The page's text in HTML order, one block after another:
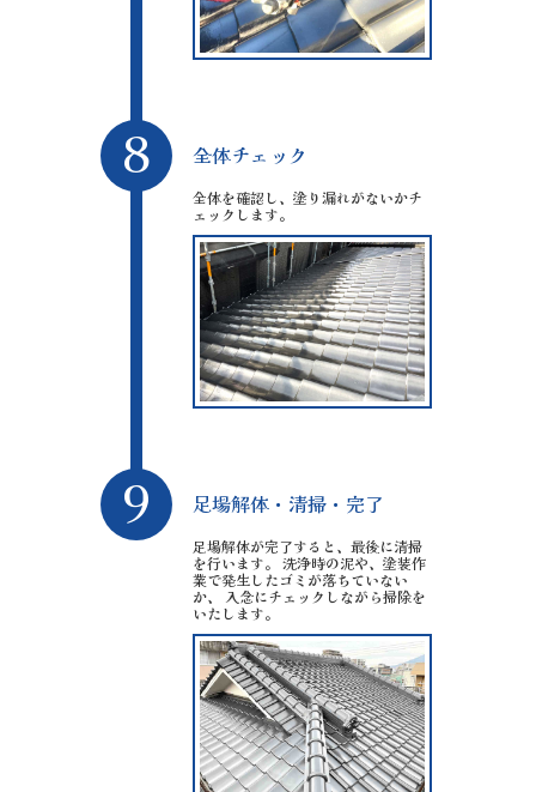
8 全体チェック
全体を確認し、塗り漏れがないかチ
ェックします。
9 足場解体・清掃・完了
足場解体が完了すると、最後に清掃
を行います。 洗浄時の泥や、塗装作
業で発生したゴミが落ちていない
か、 入念にチェックしながら掃除を
いたします。